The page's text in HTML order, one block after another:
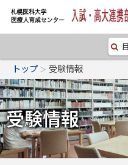
札幌医科大学
育成センタ
高大連携部門
トップ 受験情報
受験情報